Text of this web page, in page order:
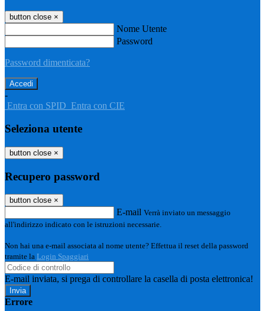
button close ×
Nome Utente
Password
Password dimenticata?
-
Entra con SPID Entra con CIE
Seleziona utente
button close ×
Recupero password
button close ×
E-mail Verrà inviato un messaggio
all'indirizzo indicato con le istruzioni necessarie.
Non hai una e-mail associata al nome utente? Effettua il reset della password
tramite la Login Spaggiari
E-mail inviata, si prega di controllare la casella di posta elettronica!
Errore